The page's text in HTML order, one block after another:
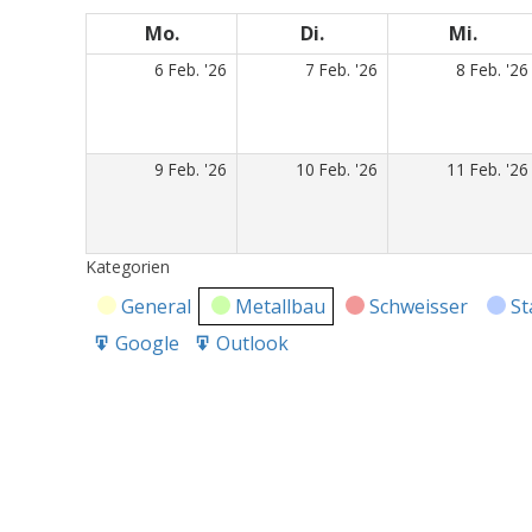
Mo.Montag Di. Mi.
6 Feb. '26 7 Feb. '26 8 Feb. '26
9 Feb. '26 10 Feb. '26 11 Feb. '26
Kategorien
General Metallbau Schweisser
Export
Google
Export
Outlook